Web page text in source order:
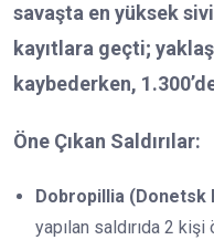
savaşta en yüksek
kayıtlara geçti;
kaybederken,
Öne Çıkan Saldırılar:
Dobropillia (Donetsk
yapılan saldırıda 2